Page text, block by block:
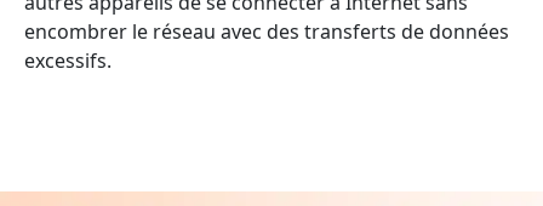
encombrer le réseau avec des transferts de données
excessifs.